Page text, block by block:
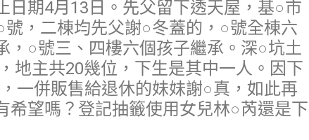
日期4月13日。先父留下透天屋，基○市
，二棟均先父謝○冬蓋的，○號全棟六
，○號三、四樓六個孩子繼承。深○坑土
地主共20幾位，下生是其中一人。因下
一併販售給退休的妹妹謝○真，如此再
希望嗎？登記抽籤使用女兒林○芮還是下